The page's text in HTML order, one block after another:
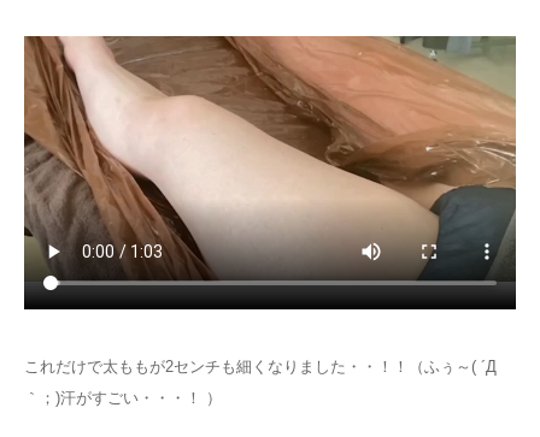
これだけで太ももが2センチも細くなりました・・！！（ふぅ～( ´Д
｀；)汗がすごい・・・！ ）